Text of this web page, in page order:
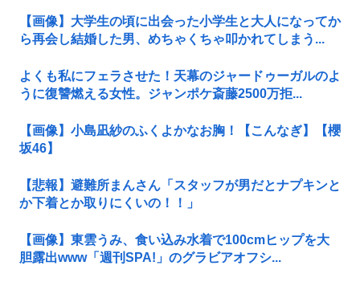
【画像】大学生の頃に出会った小学生と大人になってか
ら再会し結婚した男、めちゃくちゃ叩かれてしまう...
よくも私にフェラさせた！天幕のジャードゥーガルのよ
うに復讐燃える女性。ジャンポケ斎藤2500万拒...
【画像】小島凪紗のふくよかなお胸！【こんなぎ】【櫻
坂46】
【悲報】避難所まんさん「スタッフが男だとナプキンと
か下着とか取りにくいの！！」
【画像】東雲うみ、食い込み水着で100cmヒップを大
胆露出www「週刊SPA!」のグラビアオフシ...